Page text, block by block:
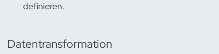
definieren.
Datentransformation